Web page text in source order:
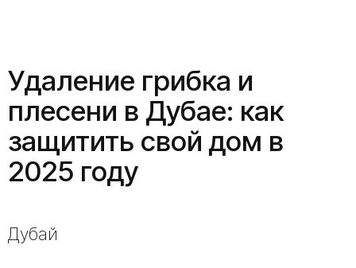
Удаление грибка и
плесени в Дубае: как
защитить свой дом в
2025 году
Дубай